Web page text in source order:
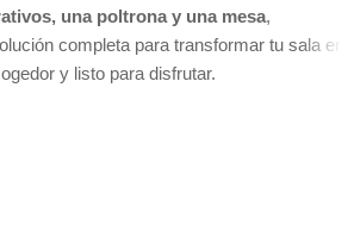
una poltrona y una mesa,
completa para transformar tu sala en
y listo para disfrutar.